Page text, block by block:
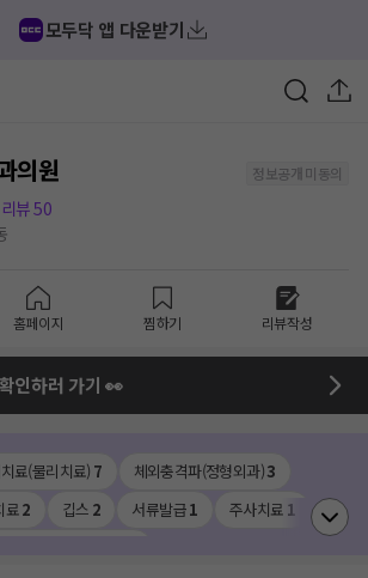
모두닥 앱 다운받기
의원
정보공개 미동의
리뷰50
홈페이지 찜하기 리뷰작성
확인하러 가기 👀
료(물리치료) 7 체외충격파(정형외과)3
료2 깁스 2 서류발급1 주사치료 1